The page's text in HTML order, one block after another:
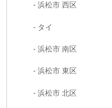
浜松市 西区
タイ
浜松市 南区
浜松市 東区
浜松市 北区